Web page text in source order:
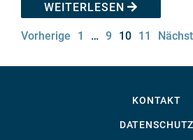
WEITERLESEN
Vorherige 1 … 9 10 11
KONTAKT
DATENSCHUTZ